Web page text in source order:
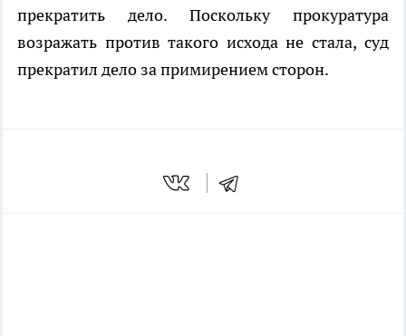
прекратить дело. Поскольку прокуратура
возражать против такого исхода не стала, суд
прекратил дело за примирением сторон.